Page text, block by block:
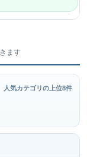
ます
人気カテゴリの上位8件